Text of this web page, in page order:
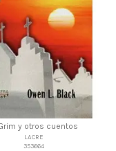
y otros cuentos
LACRE
353664